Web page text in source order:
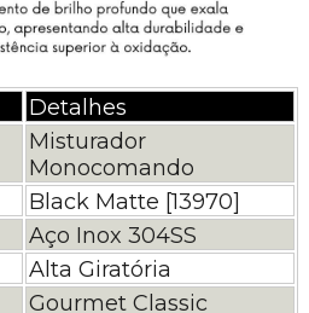
Detalhes
Misturador
Monocomando
Black Matte [13970]
Aço Inox 304SS
Alta Giratória
Gourmet Classic